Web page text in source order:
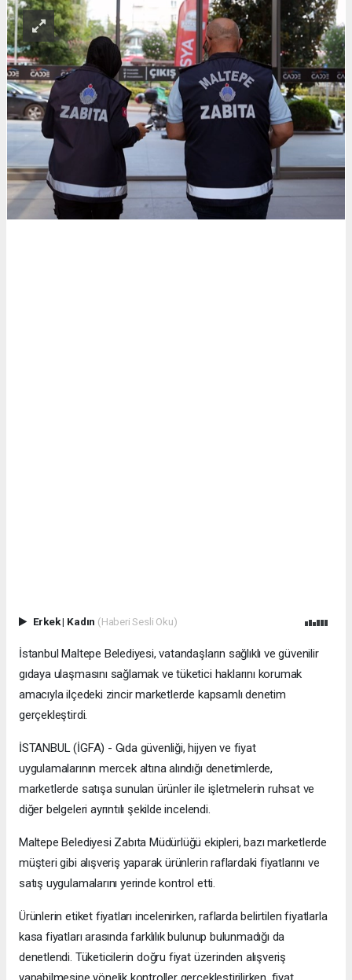
Erkek| Kadın (Haberi Sesli Oku)
İstanbul Maltepe Belediyesi, vatandaşların sağlıklı ve güvenilir
gıdaya ulaşmasını sağlamak ve tüketici haklarını korumak
amacıyla ilçedeki zincir marketlerde kapsamlı denetim
gerçekleştirdi.
İSTANBUL (İGFA) - Gıda güvenliği, hijyen ve fiyat
uygulamalarının mercek altına alındığı denetimlerde,
marketlerde satışa sunulan ürünler ile işletmelerin ruhsat ve
diğer belgeleri ayrıntılı şekilde incelendi.
Maltepe Belediyesi Zabıta Müdürlüğü ekipleri, bazı marketlerde
müşteri gibi alışveriş yaparak ürünlerin raflardaki fiyatlarını ve
satış uygulamalarını yerinde kontrol etti.
Ürünlerin etiket fiyatları incelenirken, raflarda belirtilen fiyatlarla
kasa fiyatları arasında farklılık bulunup bulunmadığı da
denetlendi. Tüketicilerin doğru fiyat üzerinden alışveriş